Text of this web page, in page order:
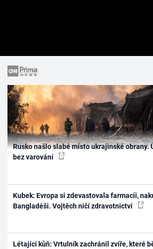
Rusko našlo slabé místo ukrajinské obrany.
bez varování
Kubek: Evropa si zdevastovala farmacii,
Bangladéši. Vojtěch ničí zdravotnictví
Létající kůň: Vrtulník zachránil zvíře, které